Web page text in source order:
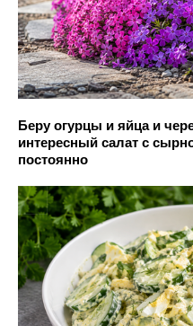
Беру огурцы и яйца и
интересный салат с
постоянно